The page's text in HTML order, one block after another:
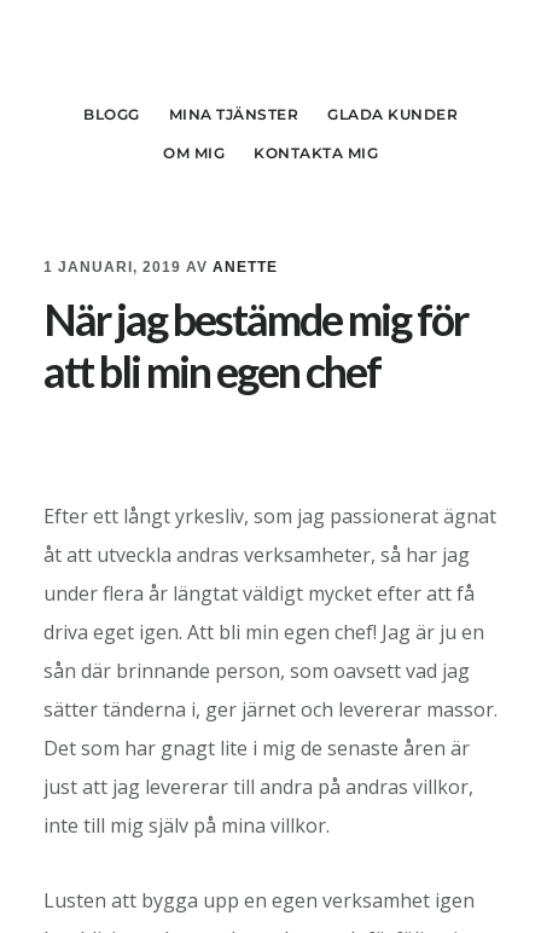
BLOGG MINA TJÄNSTER GLADA KUNDER
OM MIG KONTAKTA MIG
1 JANUARI, 2019 AV ANETTE
När jag bestämde mig för
att bli min egen chef
Efter ett långt yrkesliv, som jag passionerat ägnat
åt att utveckla andras verksamheter, så har jag
under flera år längtat väldigt mycket efter att få
driva eget igen. Att bli min egen chef! Jag är ju en
sån där brinnande person, som oavsett vad jag
sätter tänderna i, ger järnet och levererar massor.
Det som har gnagt lite i mig de senaste åren är
just att jag levererar till andra på andras villkor,
inte till mig själv på mina villkor.
Lusten att bygga upp en egen verksamhet igen